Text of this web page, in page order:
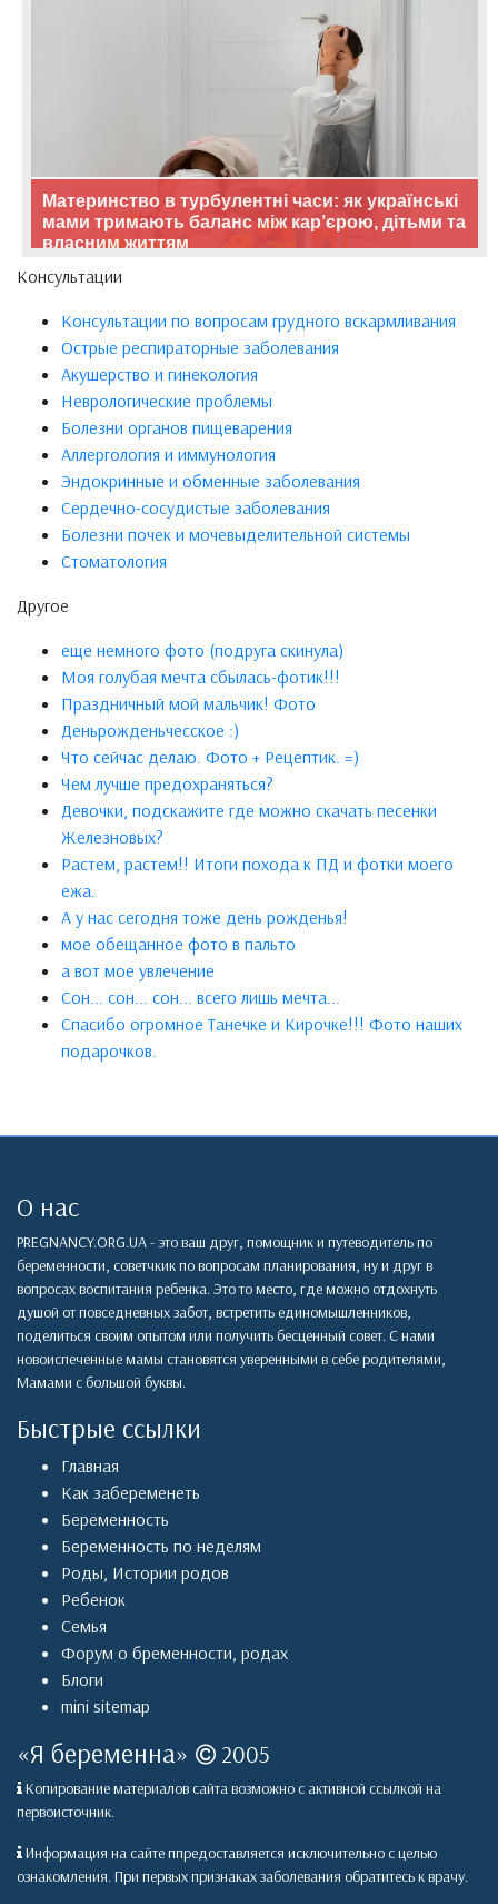
Материнство в турбулентні часи: як українські
мами тримають баланс між кар’єрою, дітьми та
власним життям
Консультации
Консультации по вопросам грудного вскармливания
Острые респираторные заболевания
Акушерство и гинекология
Неврологические проблемы
Болезни органов пищеварения
Аллергология и иммунология
Эндокринные и обменные заболевания
Сердечно-сосудистые заболевания
Болезни почек и мочевыделительной системы
Стоматология
Другое
еще немного фото (подруга скинула)
Моя голубая мечта сбылась-фотик!!!
Праздничный мой мальчик! Фото
Деньрожденьчесское :)
Что сейчас делаю. Фото + Рецептик. =)
Чем лучше предохраняться?
Девочки, подскажите где можно скачать песенки
Железновых?
Растем, растем!! Итоги похода к ПД и фотки моего
ежа.
А у нас сегодня тоже день рожденья!
мое обещанное фото в пальто
а вот мое увлечение
Сон... сон... сон... всего лишь мечта...
Спасибо огромное Танечке и Кирочке!!! Фото наших
подарочков.
О нас
PREGNANCY.ORG.UA - это ваш друг, помощник и путеводитель по
беременности, советчкик по вопросам планирования, ну и друг в
вопросах воспитания ребенка. Это то место, где можно отдохнуть
душой от повседневных забот, встретить единомышленников,
поделиться своим опытом или получить бесценный совет. С нами
новоиспеченные мамы становятся уверенными в себе родителями,
Мамами с большой буквы.
Быстрые ссылки
Главная
Как забеременеть
Беременность
Беременность по неделям
Роды, Истории родов
Ребенок
Семья
Форум о бременности, родах
Блоги
mini sitemap
«Я беременна» 2005
Копирование материалов сайта возможно с активной ссылкой на
первоисточник.
Информация на сайте ппредоставляется исключительно с целью
ознакомления. При первых признаках заболевания обратитесь к врачу.